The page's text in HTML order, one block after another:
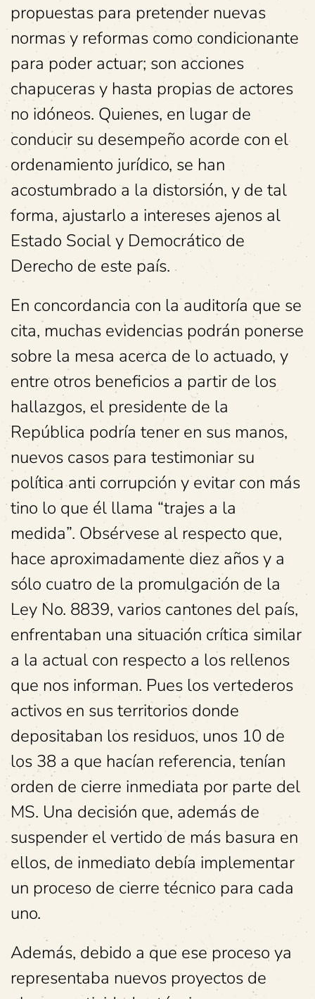
propuestas para pretender nuevas
normas y reformas como condicionante
para poder actuar; son acciones
chapuceras y hasta propias de actores
no idóneos. Quienes, en lugar de
conducir su desempeño acorde con el
ordenamiento jurídico, se han
acostumbrado a la distorsión, y de tal
forma, ajustarlo a intereses ajenos al
Estado Social y Democrático de
Derecho de este país.
En concordancia con la auditoría que se
cita, muchas evidencias podrán ponerse
sobre la mesa acerca de lo actuado, y
entre otros beneficios a partir de los
hallazgos, el presidente de la
República podría tener en sus manos,
nuevos casos para testimoniar su
política anti corrupción y evitar con más
tino lo que él llama “trajes a la
medida”. Obsérvese al respecto que,
hace aproximadamente diez años y a
sólo cuatro de la promulgación de la
Ley No. 8839, varios cantones del país,
enfrentaban una situación crítica similar
a la actual con respecto a los rellenos
que nos informan. Pues los vertederos
activos en sus territorios donde
depositaban los residuos, unos 10 de
los 38 a que hacían referencia, tenían
orden de cierre inmediata por parte del
MS. Una decisión que, además de
suspender el vertido de más basura en
ellos, de inmediato debía implementar
un proceso de cierre técnico para cada
uno.
Además, debido a que ese proceso ya
representaba nuevos proyectos de